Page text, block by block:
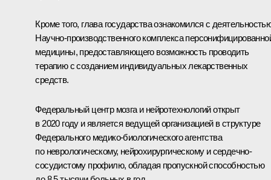
Кроме того, глава государства ознакомился с
Научно-производственного комплекса
медицины, предоставляющего возможность проводить
терапию с созданием индивидуальных лекарственных
средств.
Федеральный центр мозга и нейротехнологий открыт
в 2020 году и является ведущей организацией в структуре
Федерального медико-биологического агентства
по неврологическому, нейрохирургическому и сердечно-
сосудистому профилю, обладая пропускной способностью